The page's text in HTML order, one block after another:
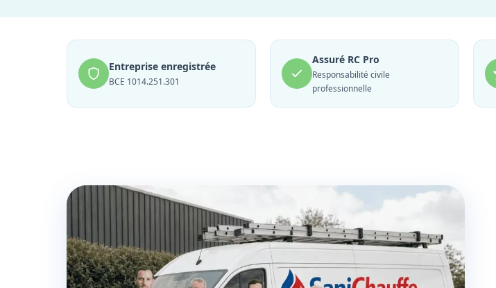
Entreprise enregistrée
BCE 1014.251.301
Assuré RC Pro
Responsabilité civile
professionnelle